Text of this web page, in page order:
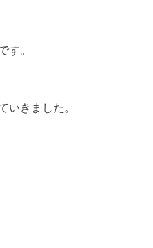
す。
いきました。